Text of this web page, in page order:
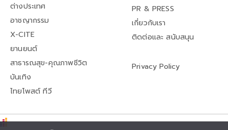
ต่างประเทศ
อาชญากรรม
X-CITE
ยานยนต์
สาธารณสุข-คุณภาพชีวิต
บันเทิง
ไทยโพสต์ ทีวี
PR & PRESS
เกี่ยวกับเรา
ติดต่อและ สนับสนุน
Privacy Policy